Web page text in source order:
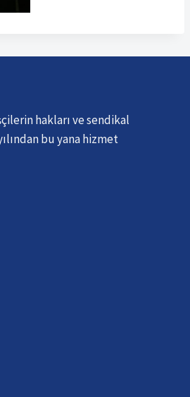
hakları ve sendikal
bu yana hizmet